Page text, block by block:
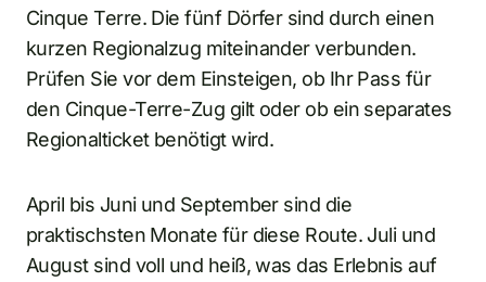
Cinque Terre. Die fünf Dörfer sind durch einen
kurzen Regionalzug miteinander verbunden.
Prüfen Sie vor dem Einsteigen, ob Ihr Pass für
den Cinque-Terre-Zug gilt oder ob ein separates
Regionalticket benötigt wird.
April bis Juni und September sind die
praktischsten Monate für diese Route. Juli und
August sind voll und heiß, was das Erlebnis auf